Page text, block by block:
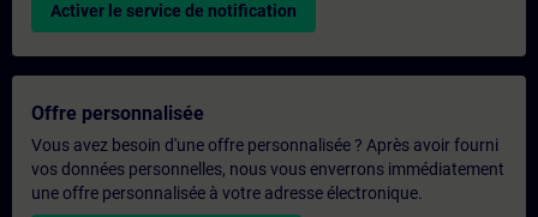
Activer le service de notification
Offre personnalisée
Vous avez besoin d'une offre personnalisée ? Après avoir fourni
vos données personnelles, nous vous enverrons immédiatement
une offre personnalisée à votre adresse électronique.